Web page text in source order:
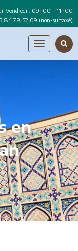
Vendredi : 09h00 - 11h00
84 78 52 09 (non-surtaxé)
en